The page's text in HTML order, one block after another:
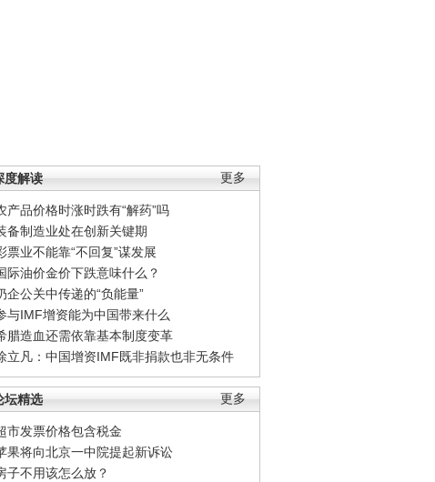
更多
度解读
产品价格时涨时跌有“解药”吗
备制造业处在创新关键期
票业不能靠“不回复”谋发展
际油价金价下跌意味什么？
企公关中传递的“负能量”
与IMF增资能为中国带来什么
腊造血还需依靠基本制度变革
立凡：中国增资IMF既非捐款也非无条件
更多
坛精选
市发票价格包含税金
果将向北京一中院提起新诉讼
子不用该怎么放？